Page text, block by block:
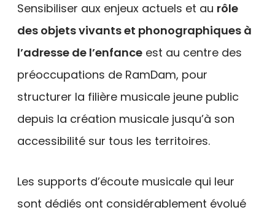
Sensibiliser aux enjeux actuels et au rôle
des objets vivants et phonographiques à
l’adresse de l’enfance est au centre des
préoccupations de RamDam, pour
structurer la filière musicale jeune public
depuis la création musicale jusqu’à son
accessibilité sur tous les territoires.
Les supports d’écoute musicale qui leur
sont dédiés ont considérablement évolué